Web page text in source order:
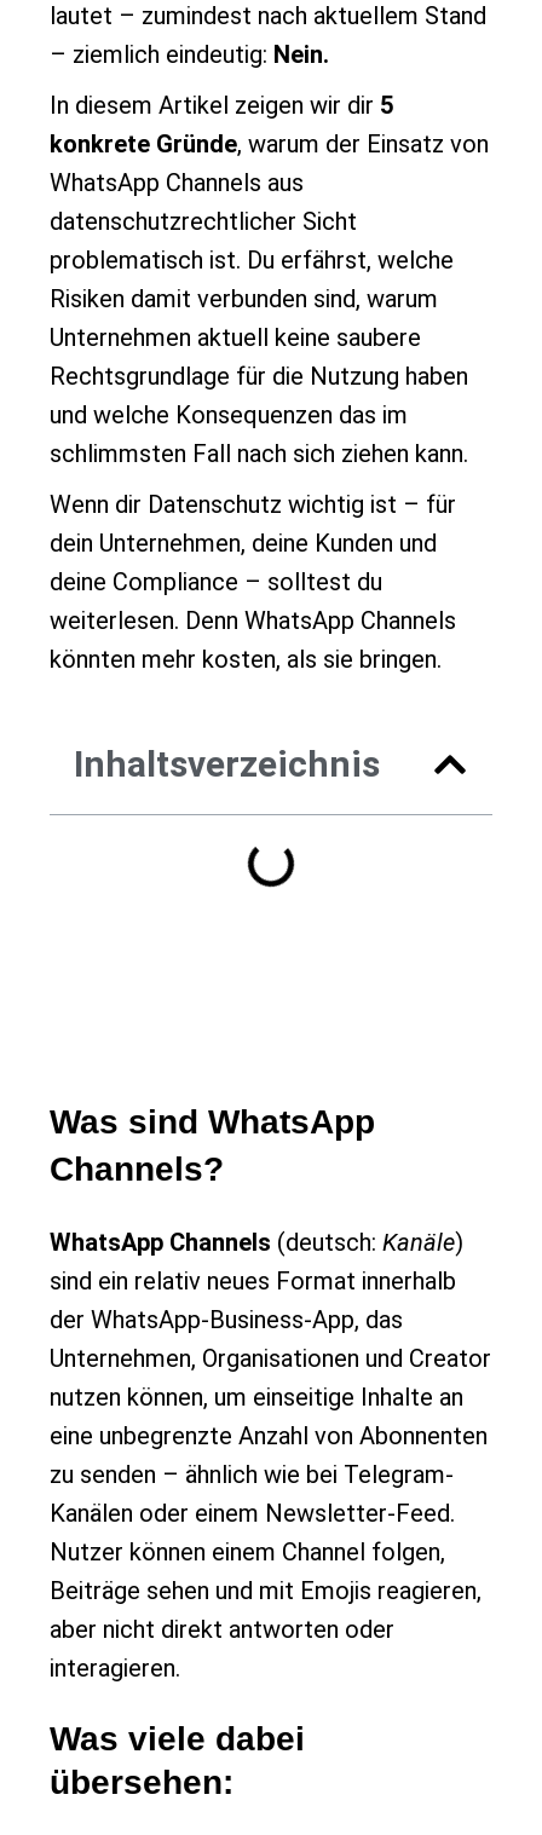
lautet – zumindest nach aktuellem Stand
– ziemlich eindeutig: Nein.
In diesem Artikel zeigen wir dir 5
konkrete Gründe, warum der Einsatz von
WhatsApp Channels aus
datenschutzrechtlicher Sicht
problematisch ist. Du erfährst, welche
Risiken damit verbunden sind, warum
Unternehmen aktuell keine saubere
Rechtsgrundlage für die Nutzung haben
und welche Konsequenzen das im
schlimmsten Fall nach sich ziehen kann.
Wenn dir Datenschutz wichtig ist – für
dein Unternehmen, deine Kunden und
deine Compliance – solltest du
weiterlesen. Denn WhatsApp Channels
könnten mehr kosten, als sie bringen.
Inhaltsverzeichnis
Was sind WhatsApp
Channels?
WhatsApp Channels (deutsch:Kanäle)
sind ein relativ neues Format innerhalb
der WhatsApp-Business-App, das
Unternehmen, Organisationen und Creator
nutzen können, um einseitige Inhalte an
eine unbegrenzte Anzahl von Abonnenten
zu senden – ähnlich wie bei Telegram-
Kanälen oder einem Newsletter-Feed.
Nutzer können einem Channel folgen,
Beiträge sehen und mit Emojis reagieren,
aber nicht direkt antworten oder
interagieren.
Was viele dabei
übersehen: